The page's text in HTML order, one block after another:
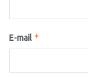
E-mail *